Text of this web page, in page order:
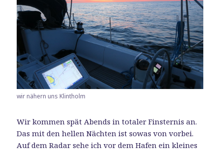
wir nähern uns Klintholm
Wir kommen spät Abends in totaler Finsternis an.
Das mit den hellen Nächten ist sowas von vorbei.
Auf dem Radar sehe ich vor dem Hafen ein kleines